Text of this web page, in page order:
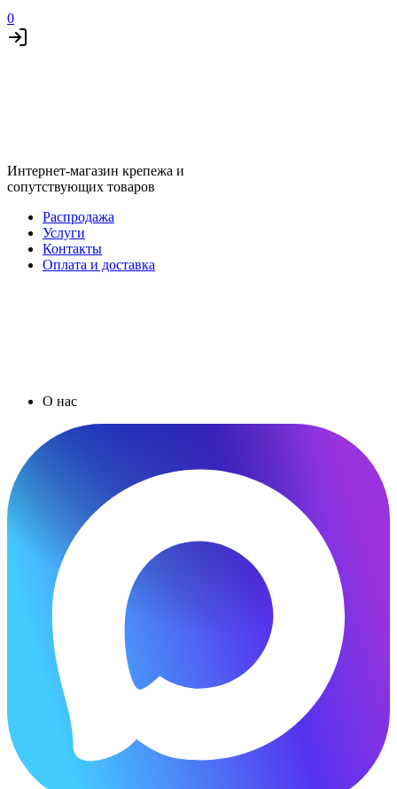
0
Интернет-магазин крепежа и
сопутствующих товаров
Распродажа
Услуги
Контакты
Оплата и доставка
О нас